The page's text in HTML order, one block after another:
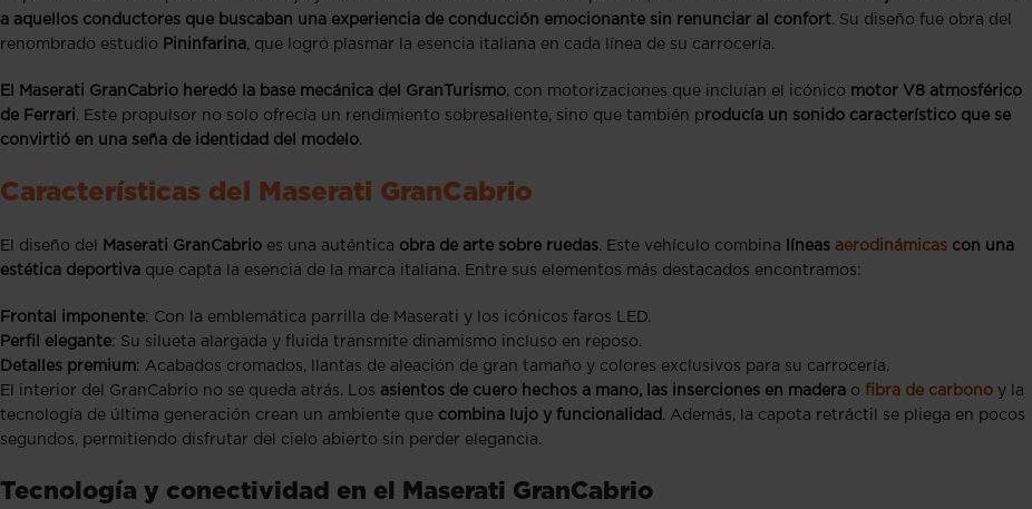
a aquellos conductores que buscaban una experiencia de conducción emocionante sin renunciar al confort. Su diseño fue obra del
renombrado estudio Pininfarina, que logró plasmar la esencia italiana en cada línea de su carrocería.
El Maserati GranCabrio heredó la base mecánica del GranTurismo, con motorizaciones que incluían el icónico motor V8 atmosférico
de Ferrari. Este propulsor no solo ofrecía un rendimiento sobresaliente, sino que también producía un sonido característico que se
convirtió en una seña de identidad del modelo.
Características del Maserati GranCabrio
El diseño del Maserati GranCabrio es una auténtica obra de arte sobre ruedas. Este vehículo combina líneas aerodinámicas con una
estética deportiva que capta la esencia de la marca italiana. Entre sus elementos más destacados encontramos:
Frontal imponente: Con la emblemática parrilla de Maserati y los icónicos faros LED.
Perfil elegante: Su silueta alargada y fluida transmite dinamismo incluso en reposo.
Detalles premium: Acabados cromados, llantas de aleación de gran tamaño y colores exclusivos para su carrocería.
El interior del GranCabrio no se queda atrás. Los asientos de cuero hechos a mano, las inserciones en madera o fibra de carbono y la
tecnología de última generación crean un ambiente que combina lujo y funcionalidad . Además, la capota retráctil se pliega en pocos
segundos, permitiendo disfrutar del cielo abierto sin perder elegancia.
Tecnología y conectividad en el Maserati GranCabrio